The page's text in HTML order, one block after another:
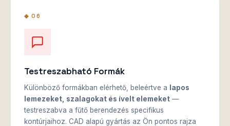
◆ 06
Testreszabható Formák
Különböző formákban elérhető, beleértve a
lapos
lemezeket, szalagokat és ívelt elemeket —
testreszabva a fűtő berendezés specifikus
kontúrjaihoz. CAD alapú gyártás az Ön pontos rajza